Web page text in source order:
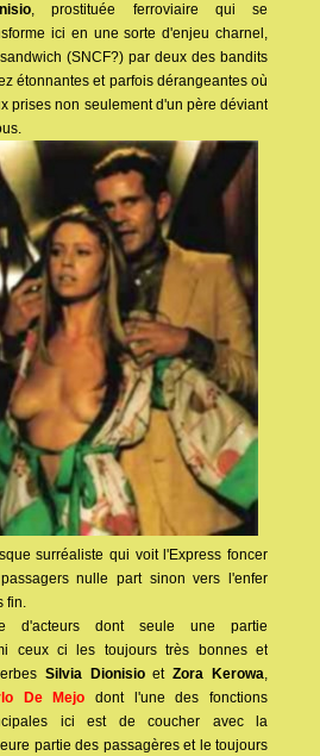
, prostituée ferroviaire qui se
ici en une sorte d'enjeu charnel,
(SNCF?) par deux des bandits
étonnantes et parfois dérangeantes où
prises non seulement d'un père déviant
surréaliste qui voit l'Express foncer
nulle part sinon vers l'enfer
fin.
d'acteurs dont seule une partie
ceux ci les toujours très bonnes et
Silvia DionisioetZora Kerowa,
De Mejo dont l'une des fonctions
ici est de coucher avec la
partie des passagères et le toujours